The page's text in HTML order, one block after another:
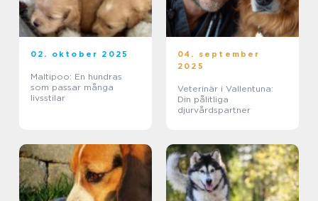
02. oktober 2025
Maltipoo: En hundras
som passar många
livsstilar
04. september
2025
Veterinär i Vallentuna:
Din pålitliga
djurvårdspartner